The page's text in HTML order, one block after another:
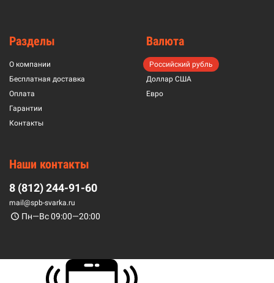
Разделы
О компании
Бесплатная доставка
Оплата
Гарантии
Контакты
Валюта
Российский рубль
Доллар США
Евро
Наши контакты
8 (812) 244-91-60
mail@spb-svarka.ru
Пн—Вс 09:00—20:00